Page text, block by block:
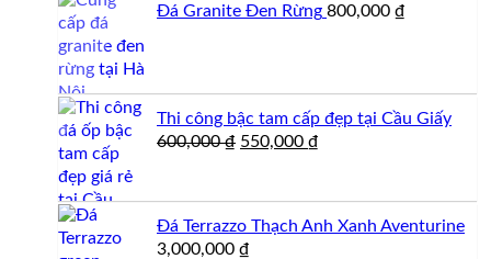
500,000 ₫.
Đá Granite Đen Rừng 800,000 ₫
Thi công bậc tam cấp đẹp tại Cầu Giấy
600,000₫ Giá
550,000 ₫
550,000 ₫.
Đá Terrazzo Thạch Anh Xanh Aventurine
3,000,000 ₫